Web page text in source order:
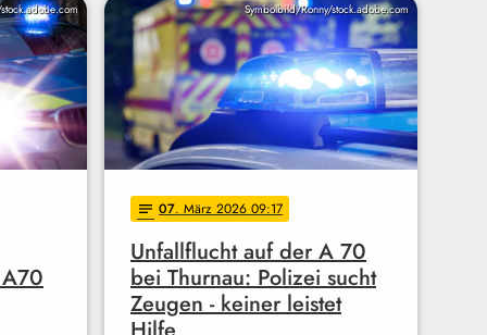
Symbolbild/Ronny/stock.adobe.com
notes 07. März 2026 09:17
Unfallflucht auf der A 70
bei Thurnau: Polizei sucht
Zeugen - keiner leistet